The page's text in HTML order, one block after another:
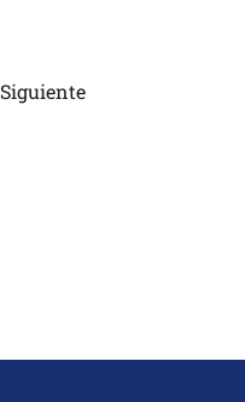
Siguiente